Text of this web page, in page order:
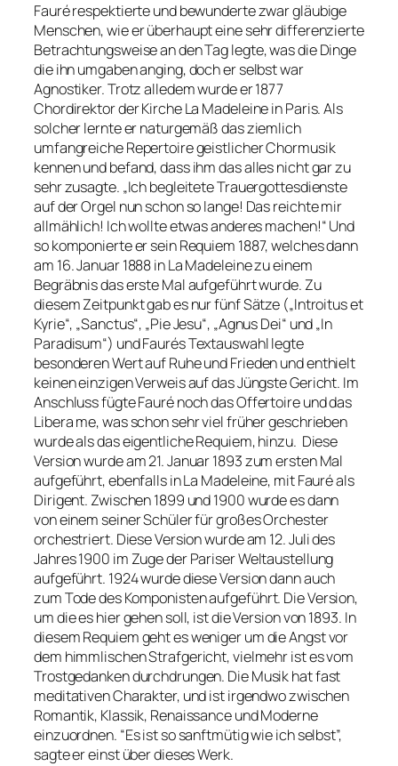
Fauré respektierte und bewunderte zwar gläubige
Menschen, wie er überhaupt eine sehr differenzierte
Betrachtungsweise an den Tag legte, was die Dinge
die ihn umgaben anging, doch er selbst war
Agnostiker. Trotz alledem wurde er 1877
Chordirektor der Kirche La Madeleine in Paris. Als
solcher lernte er naturgemäß das ziemlich
umfangreiche Repertoire geistlicher Chormusik
kennen und befand, dass ihm das alles nicht gar zu
sehr zusagte. „Ich begleitete Trauergottesdienste
auf der Orgel nun schon so lange! Das reichte mir
allmählich! Ich wollte etwas anderes machen!“ Und
so komponierte er sein Requiem 1887, welches dann
am 16. Januar 1888 in La Madeleine zu einem
Begräbnis das erste Mal aufgeführt wurde. Zu
diesem Zeitpunkt gab es nur fünf Sätze („Introitus et
Kyrie“, „Sanctus“, „Pie Jesu“, „Agnus Dei“ und „In
Paradisum“) und Faurés Textauswahl legte
besonderen Wert auf Ruhe und Frieden und enthielt
keinen einzigen Verweis auf das Jüngste Gericht. Im
Anschluss fügte Fauré noch das Offertoire und das
Libera me, was schon sehr viel früher geschrieben
wurde als das eigentliche Requiem, hinzu. Diese
Version wurde am 21. Januar 1893 zum ersten Mal
aufgeführt, ebenfalls in La Madeleine, mit Fauré als
Dirigent. Zwischen 1899 und 1900 wurde es dann
von einem seiner Schüler für großes Orchester
orchestriert. Diese Version wurde am 12. Juli des
Jahres 1900 im Zuge der Pariser Weltaustellung
aufgeführt. 1924 wurde diese Version dann auch
zum Tode des Komponisten aufgeführt. Die Version,
um die es hier gehen soll, ist die Version von 1893. In
diesem Requiem geht es weniger um die Angst vor
dem himmlischen Strafgericht, vielmehr ist es vom
Trostgedanken durchdrungen. Die Musik hat fast
meditativen Charakter, und ist irgendwo zwischen
Romantik, Klassik, Renaissance und Moderne
einzuordnen. “Es ist so sanftmütig wie ich selbst”,
sagte er einst über dieses Werk.